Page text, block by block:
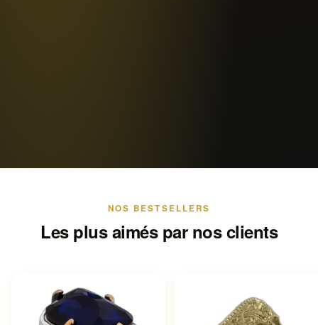
NOS BESTSELLERS
Les plus aimés par nos clients